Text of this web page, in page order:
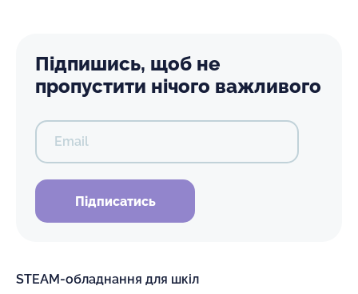
Підпишись, щоб не
пропустити нічого важливого
Email
Підписатись
STEAM-обладнання для шкіл